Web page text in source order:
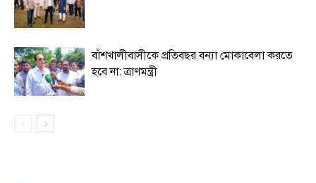
বাঁশখালীবাসীকে প্রতিবছর বন্যা মোকাবেলা করতে
হবে না: ত্রাণমন্ত্রী